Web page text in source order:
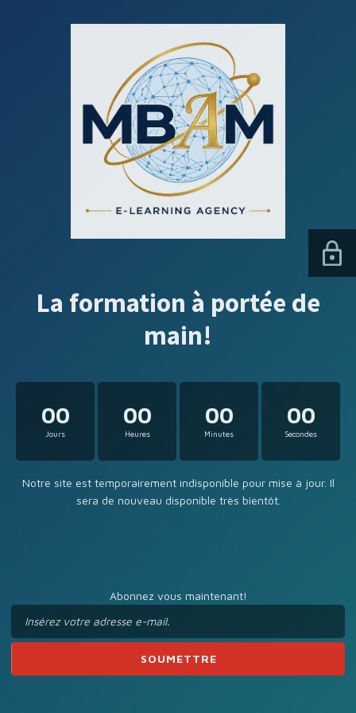
La formation à portée de
main!
00
Jours
00
Heures
00
Minutes
00
Secondes
Notre site est temporairement indisponible pour mise à jour. Il
sera de nouveau disponible très bientôt.
Abonnez vous maintenant!